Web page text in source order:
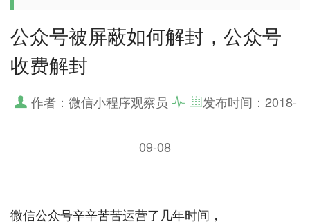
公众号被屏蔽如何解封，公众号
收费解封
作者：微信小程序观察员 发布时间： 2018-
09-08
微信公众号辛辛苦苦运营了几年时间，